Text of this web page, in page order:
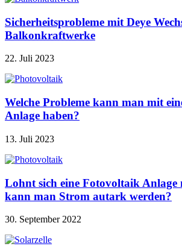
Sicherheitsprobleme mit Deye
Balkonkraftwerke
22. Juli 2023
Welche Probleme kann man mit
Anlage haben?
13. Juli 2023
Lohnt sich eine Fotovoltaik Anlage
kann man Strom autark werden?
30. September 2022